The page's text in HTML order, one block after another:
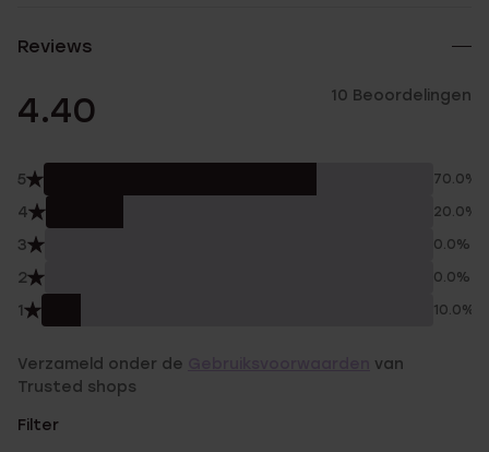
Reviews
4.40 10 Beoordelingen
5 70.0%
4 20.0%
3 0.0%
2 0.0%
1 10.0%
Verzameld onder de
van
Trusted shops
Filter